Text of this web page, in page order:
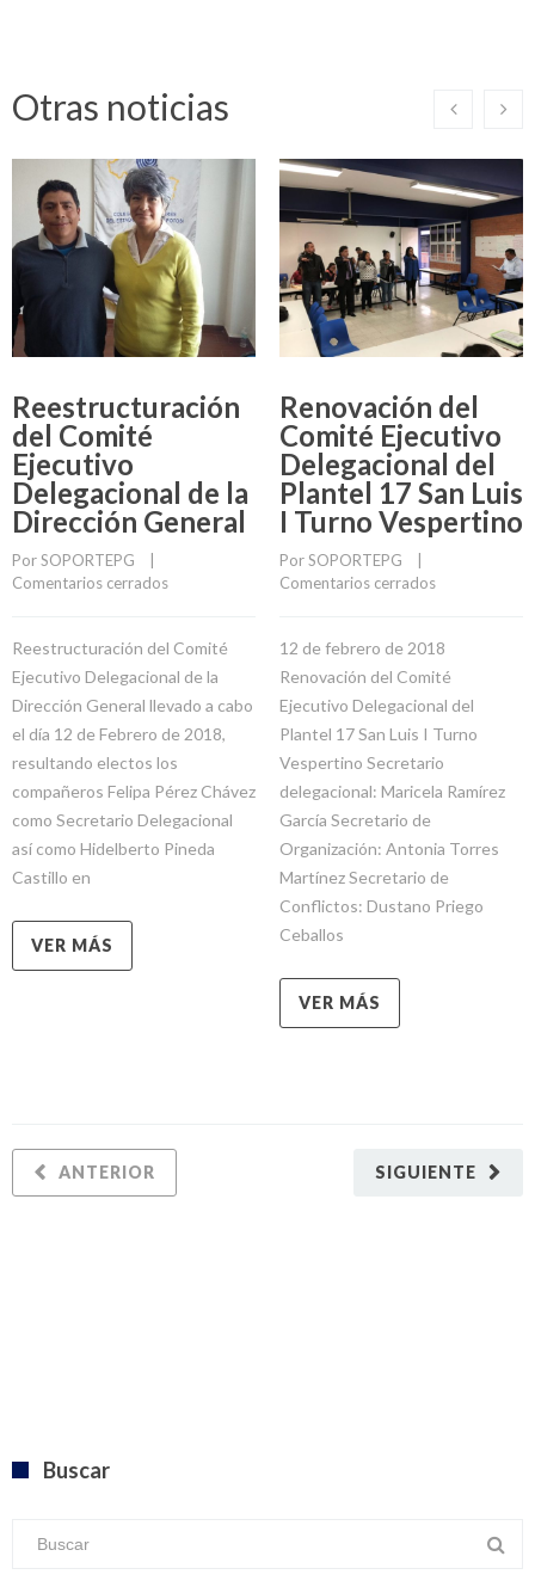
Otras noticias
Reestructuración
del Comité
Ejecutivo
Delegacional de la
Dirección General
Por SOPORTEPG
Comentarios cerrados
Reestructuración del Comité
Ejecutivo Delegacional de la
Dirección General llevado a cabo
el día 12 de Febrero de 2018,
resultando electos los
compañeros Felipa Pérez Chávez
como Secretario Delegacional
así como Hidelberto Pineda
Castillo en
VER MÁS
Renovación del
Comité Ejecutivo
Delegacional del
Plantel 17 San Luis
I Turno Vespertino
Por SOPORTEPG
Comentarios cerrados
12 de febrero de 2018
Renovación del Comité
Ejecutivo Delegacional del
Plantel 17 San Luis I Turno
Vespertino Secretario
delegacional: Maricela Ramírez
García Secretario de
Organización: Antonia Torres
Martínez Secretario de
Conflictos: Dustano Priego
Ceballos
VER MÁS
SIGUIENTE
ANTERIOR
Buscar